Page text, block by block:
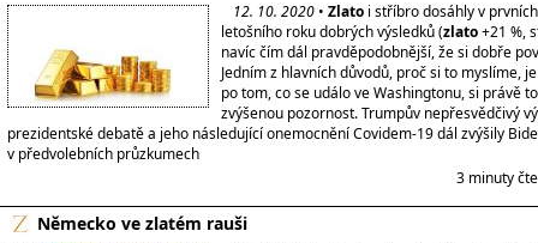
12. 10. 2020 • Zlato i stříbro dosáhly v
letošního roku dobrých výsledků (zlato+21 %,
navíc čím dál pravděpodobnější, že si dobře
Jedním z hlavních důvodů, proč si to myslíme,
po tom, co se událo ve Washingtonu, si právě
zvýšenou pozornost. Trumpův nepřesvědčivý
prezidentské debatě a jeho následující onemocnění Covidem-19 dál zvýšily
v předvolebních průzkumech
3 minuty
Německo ve zlatém rauši